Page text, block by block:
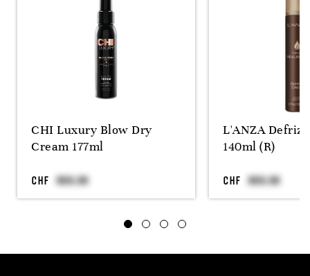
CHI Luxury Blow Dry
Cream 177ml
CHF
L'ANZA
140ml (R)
CHF